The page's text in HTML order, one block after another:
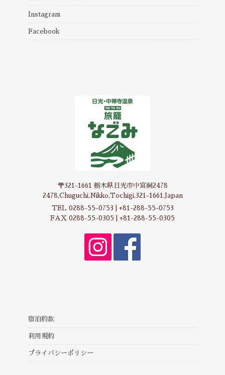
Instagram
Facebook
〒321-1661 栃木県日光市中宮祠2478
2478,Chuguchi,Nikko,Tochigi,321-1661,Japan
TEL 0288-55-0753 | +81-288-55-0753
FAX 0288-55-0305 | +81-288-55-0305
宿泊約款
利用規約
プライバシーポリシー